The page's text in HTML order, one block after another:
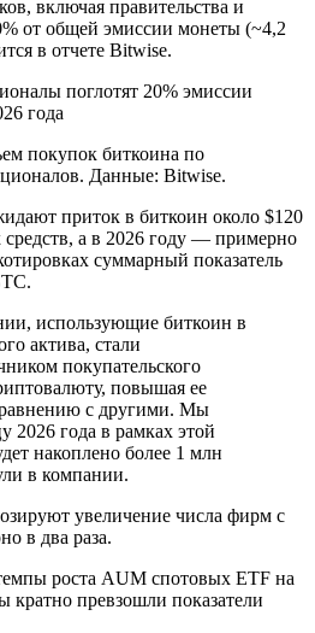
включая правительства и
от общей эмиссии монеты (~4,2
в отчете Bitwise.
покупок биткоина по
Данные: Bitwise.
приток в биткоин около $120
а в 2026 году — примерно
суммарный показатель
использующие биткоин в
актива, стали
покупательского
повышая ее
с другими. Мы
2026 года в рамках этой
накоплено более 1 млн
в компании.
увеличение числа фирм с
в два раза.
роста AUM спотовых ETF на
кратно превзошли показатели